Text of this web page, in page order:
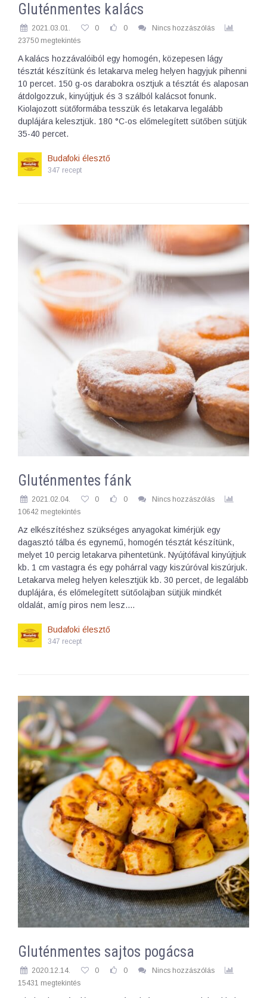
Gluténmentes kalács
2021.03.01. 0 0
Nincs hozzászólás
23750 megtekintés
A kalács hozzávalóiból egy homogén, közepesen lágy
tésztát készítünk és letakarva meleg helyen hagyjuk pihenni
10 percet. 150 g-os darabokra osztjuk a tésztát és alaposan
átdolgozzuk, kinyújtjuk és 3 szálból kalácsot fonunk.
Kiolajozott sütőformába tesszük és letakarva legalább
duplájára kelesztjük. 180 °C-os előmelegített sütőben sütjük
35-40 percet.
Budafoki élesztő
347 recept
Gluténmentes fánk
2021.02.04. 0 0
Nincs hozzászólás
10642 megtekintés
Az elkészítéshez szükséges anyagokat kimérjük egy
dagasztó tálba és egynemű, homogén tésztát készítünk,
melyet 10 percig letakarva pihentetünk. Nyújtófával kinyújtjuk
kb. 1 cm vastagra és egy pohárral vagy kiszúróval kiszúrjuk.
Letakarva meleg helyen kelesztjük kb. 30 percet, de legalább
duplájára, és előmelegített sütőolajban sütjük mindkét
oldalát, amíg piros nem lesz.…
Budafoki élesztő
347 recept
Gluténmentes sajtos pogácsa
2020.12.14. 0 0
Nincs hozzászólás
15431 megtekintés